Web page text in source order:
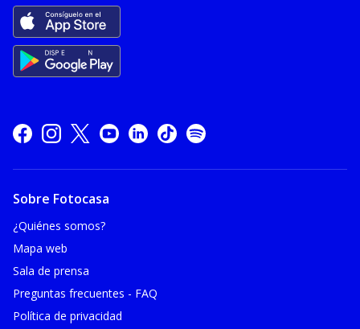
Sobre Fotocasa
¿Quiénes somos?
Mapa web
Sala de prensa
Preguntas frecuentes - FAQ
Política de privacidad